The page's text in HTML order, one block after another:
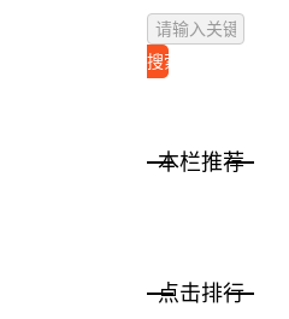
本栏推荐
点击排行